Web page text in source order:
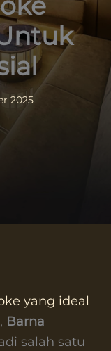
2025
yang ideal
, Barna
salah satu